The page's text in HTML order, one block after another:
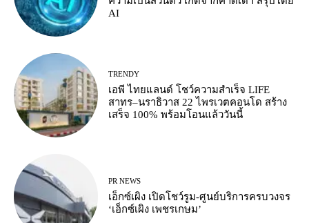
AI
TRENDY
เอพี ไทยแลนด์ โชว์ความสำเร็จ LIFE
สาทร–นราธิวาส 22 ไพรเวตคอนโด สร้าง
เสร็จ 100% พร้อมโอนแล้ววันนี้
PR NEWS
เอ็กซ์เผิง เปิดโชว์รูม-ศูนย์บริการครบวงจร
‘เอ็กซ์เผิง เพชรเกษม’